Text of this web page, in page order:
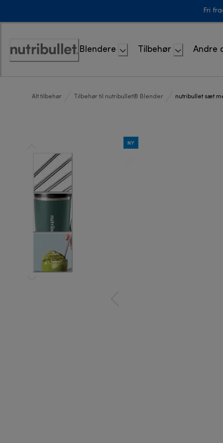
Fri
Accessibility
Blendere Tilbehør Andre
Alt tilbehør Tilbehør til nutribullet® Blender nutribullet sæt
NY